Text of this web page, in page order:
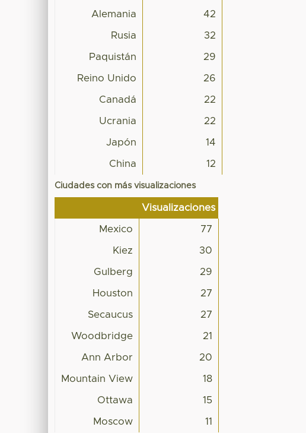
Alemania 42
Rusia 32
Paquistán 29
Reino Unido 26
Canadá 22
Ucrania 22
Japón 14
China 12
Ciudades con más visualizaciones
Visualizaciones
Mexico 77
Kiez 30
Gulberg 29
Houston 27
Secaucus 27
Woodbridge 21
Ann Arbor 20
Mountain View 18
Ottawa 15
Moscow 11